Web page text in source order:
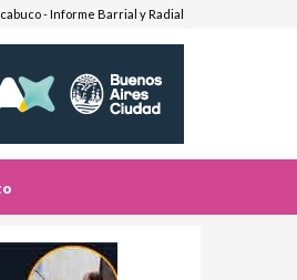
- Informe Barrial y Radial